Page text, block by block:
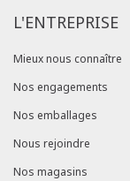
L'ENTREPRISE
Mieux nous connaître
Nos engagements
Nos emballages
Nous rejoindre
Nos magasins